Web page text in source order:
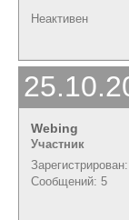
Неактивен
Webing
Участник
Сообщений: 5